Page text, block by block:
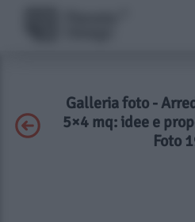
Galleria foto -
5×4 mq: idee e
Foto